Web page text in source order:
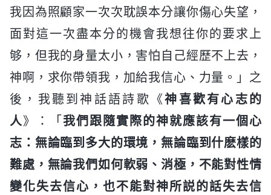
我因為照顧家一次次耽誤本分讓你傷心失望，
面對這一次盡本分的機會我想往你的要求上
够，但我的身量太小，害怕自己經歷不上去，
神啊，求你帶領我，加給我信心、力量。」之
後，我聽到神話語詩歌《神喜歡有心志的
人》：「 我們跟隨實際的神就應該有一個心
志：無論臨到多大的環境，無論臨到什麽樣的
難處，無論我們如何軟弱、消極，不能對性情
變化失去信心，也不能對神所説的話失去信